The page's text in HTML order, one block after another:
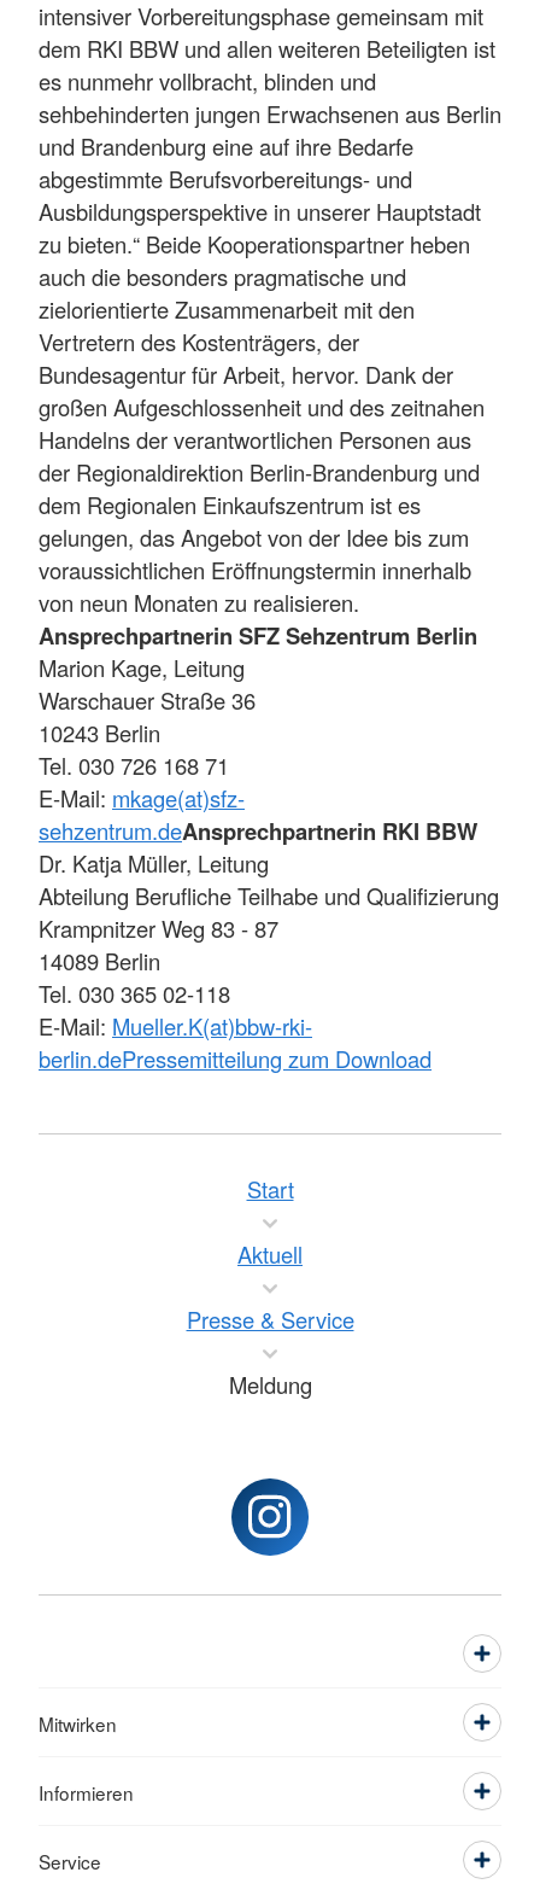
intensiver Vorbereitungsphase gemeinsam mit
dem RKI BBW und allen weiteren Beteiligten ist
es nunmehr vollbracht, blinden und
sehbehinderten jungen Erwachsenen aus Berlin
und Brandenburg eine auf ihre Bedarfe
abgestimmte Berufsvorbereitungs- und
Ausbildungsperspektive in unserer Hauptstadt
zu bieten.“ Beide Kooperationspartner heben
auch die besonders pragmatische und
zielorientierte Zusammenarbeit mit den
Vertretern des Kostenträgers, der
Bundesagentur für Arbeit, hervor. Dank der
großen Aufgeschlossenheit und des zeitnahen
Handelns der verantwortlichen Personen aus
der Regionaldirektion Berlin-Brandenburg und
dem Regionalen Einkaufszentrum ist es
gelungen, das Angebot von der Idee bis zum
voraussichtlichen Eröffnungstermin innerhalb
von neun Monaten zu realisieren.
Ansprechpartnerin SFZ Sehzentrum Berlin
Marion Kage, Leitung
Warschauer Straße 36
10243 Berlin
Tel. 030 726 168 71
E-Mail: mkage(at)sfz-
sehzentrum.deAnsprechpartnerin RKI BBW
Dr. Katja Müller, Leitung
Abteilung Berufliche Teilhabe und Qualifizierung
Krampnitzer Weg 83 - 87
14089 Berlin
Tel. 030 365 02-118
E-Mail: Mueller.K(at)bbw-rki-
berlin.dePressemitteilung zum Download
Start
Aktuell
Presse & Service
Meldung
Mitwirken
Informieren
Service